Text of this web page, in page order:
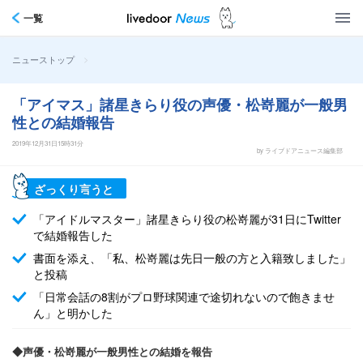
一覧
ニューストップ >
「アイマス」諸星きらり役の声優・松嵜麗が一般男
性との結婚報告
2019年12月31日15時31分
by ライブドアニュース編集部
ざっくり言うと
「アイドルマスター」諸星きらり役の松嵜麗が31日にTwitter
で結婚報告した
書面を添え、「私、松嵜麗は先日一般の方と入籍致しました」
と投稿
「日常会話の8割がプロ野球関連で途切れないので飽きませ
ん」と明かした
◆声優・松嵜麗が一般男性との結婚を報告